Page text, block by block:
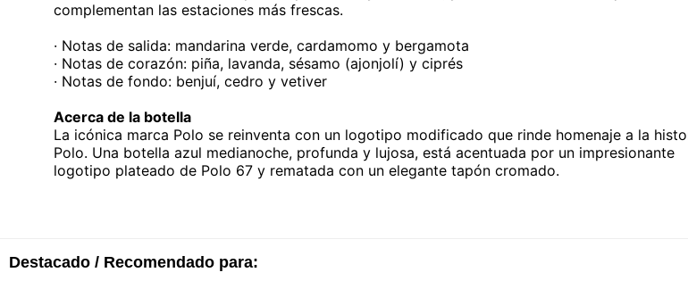
complementan las estaciones más frescas.
· Notas de salida: mandarina verde, cardamomo y bergamota
· Notas de corazón: piña, lavanda, sésamo (ajonjolí) y ciprés
· Notas de fondo: benjuí, cedro y vetiver
Acerca de la botella
La icónica marca Polo se reinventa con un logotipo modificado que rinde homenaje a la
Polo. Una botella azul medianoche, profunda y lujosa, está acentuada por un impresionante
logotipo plateado de Polo 67 y rematada con un elegante tapón cromado.
Destacado / Recomendado para: